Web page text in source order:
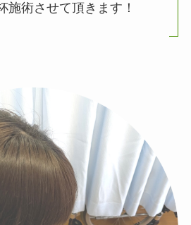
施術させて頂きます！